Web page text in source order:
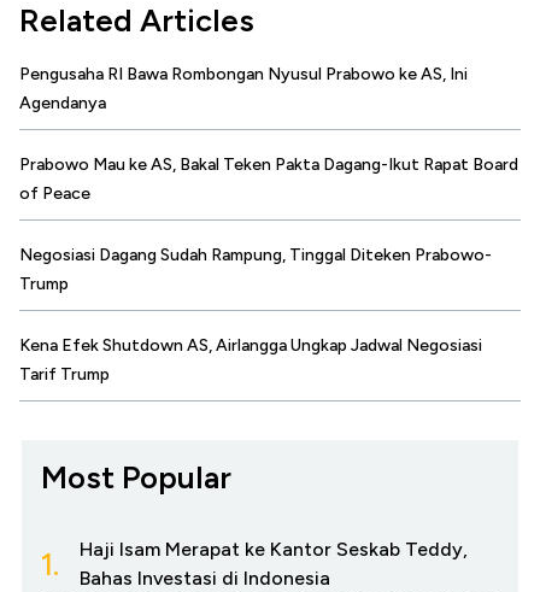
Related Articles
Pengusaha RI Bawa Rombongan Nyusul Prabowo ke AS, Ini
Agendanya
Prabowo Mau ke AS, Bakal Teken Pakta Dagang-Ikut Rapat Board
of Peace
Negosiasi Dagang Sudah Rampung, Tinggal Diteken Prabowo-
Trump
Kena Efek Shutdown AS, Airlangga Ungkap Jadwal Negosiasi
Tarif Trump
Most Popular
1.
Haji Isam Merapat ke Kantor Seskab Teddy,
Bahas Investasi di Indonesia